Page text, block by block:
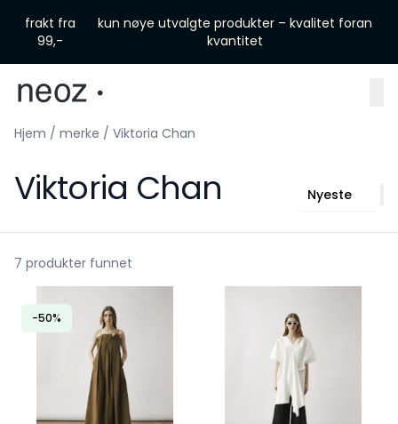
frakt fra
99,-
kun nøye utvalgte produkter – kvalitet foran
kvantitet
Hjem / merke / Viktoria Chan
Viktoria Chan Nyeste
7 produkter funnet
-50%